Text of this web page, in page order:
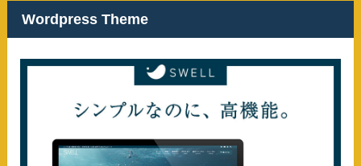
Wordpress Theme